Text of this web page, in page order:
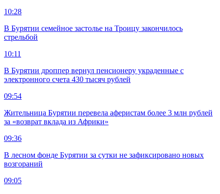
10:28
В Бурятии семейное застолье на Троицу закончилось
стрельбой
10:11
В Бурятии дроппер вернул пенсионеру украденные с
электронного счета 430 тысяч рублей
09:54
Жительница Бурятии перевела аферистам более 3 млн рублей
за «возврат вклада из Африки»
09:36
В лесном фонде Бурятии за сутки не зафиксировано новых
возгораний
09:05